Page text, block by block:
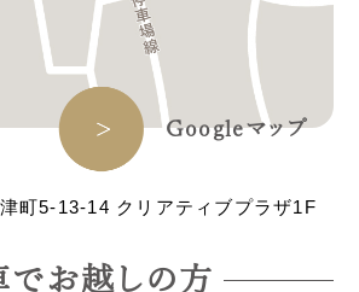
Googleマップ
町5-13-14 クリアティブプラザ1F
でお越しの⽅